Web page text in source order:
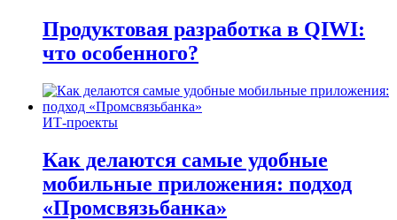
Продуктовая разработка в QIWI:
что особенного?
ИТ-проекты
Как делаются самые удобные
мобильные приложения: подход
«Промсвязьбанка»